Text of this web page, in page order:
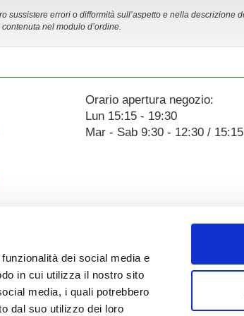
dei social media e
in cui utilizza il nostro sito
media, i quali potrebbero
dal suo utilizzo dei loro
errori o difformità sull’aspetto e nella descrizione
nel modulo d’ordine.
Orario apertura negozio:
Lun 15:15 - 19:30
Mar - Sab 9:30 - 12:30 /